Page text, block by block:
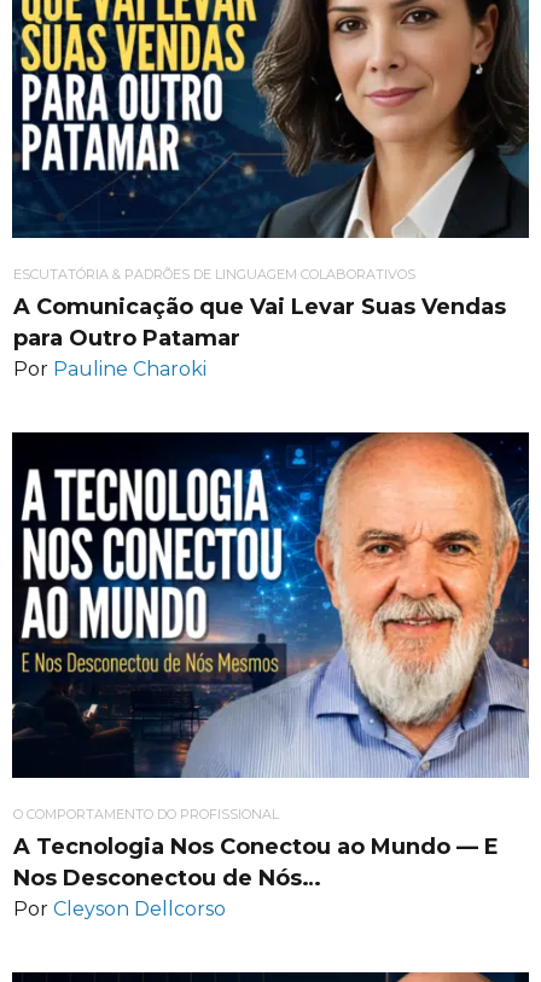
ESCUTATÓRIA & PADRÕES DE LINGUAGEM COLABORATIVOS
A Comunicação que Vai Levar Suas Vendas
para Outro Patamar
Por Pauline Charoki
O COMPORTAMENTO DO PROFISSIONAL
A Tecnologia Nos Conectou ao Mundo — E
Nos Desconectou de Nós…
Por Cleyson Dellcorso